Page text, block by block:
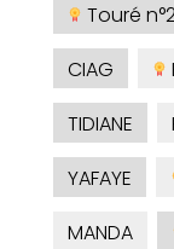
Touré
CIAG
TIDIANE
YAFAYE
MANDA